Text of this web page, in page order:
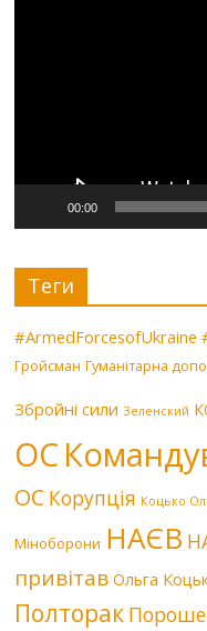
00:00
Теги
#ArmedForcesofUkraine
Гройсман Гуманітарна
Збройні сили Зеленский
ОС
ОС Корупція Коцько
Міноборони НАЄВ
привітав Ольга
Полторак